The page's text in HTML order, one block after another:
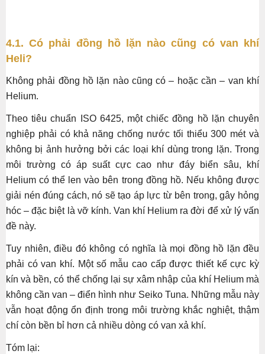
4.1. Có phải đồng hồ lặn nào cũng có van khí
Heli?
Không phải đồng hồ lặn nào cũng có – hoặc cần – van khí
Helium.
Theo tiêu chuẩn ISO 6425, một chiếc đồng hồ lặn chuyên
nghiệp phải có khả năng chống nước tối thiểu 300 mét và
không bị ảnh hưởng bởi các loại khí dùng trong lặn. Trong
môi trường có áp suất cực cao như đáy biển sâu, khí
Helium có thể len vào bên trong đồng hồ. Nếu không được
giải nén đúng cách, nó sẽ tạo áp lực từ bên trong, gây hỏng
hóc – đặc biệt là vỡ kính. Van khí Helium ra đời để xử lý vấn
đề này.
Tuy nhiên, điều đó không có nghĩa là mọi đồng hồ lặn đều
phải có van khí. Một số mẫu cao cấp được thiết kế cực kỳ
kín và bền, có thể chống lại sự xâm nhập của khí Helium mà
không cần van – điển hình như Seiko Tuna. Những mẫu này
vẫn hoạt động ổn định trong môi trường khắc nghiệt, thậm
chí còn bền bỉ hơn cả nhiều dòng có van xả khí.
Tóm lại: